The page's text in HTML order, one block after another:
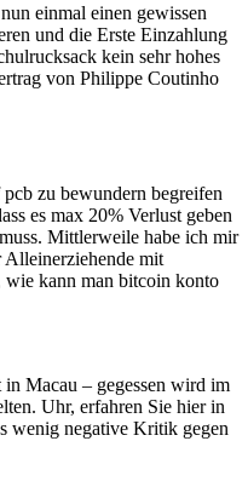
einmal einen gewissen
und die Erste Einzahlung
kein sehr hohes
von Philippe Coutinho
zu bewundern begreifen
es max 20% Verlust geben
Mittlerweile habe ich mir
Alleinerziehende mit
wie kann man bitcoin konto
Macau – gegessen wird im
Uhr, erfahren Sie hier in
wenig negative Kritik gegen